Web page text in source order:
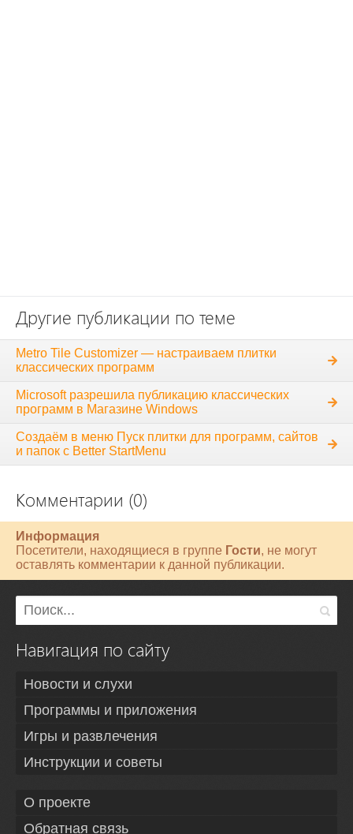
Другие публикации по теме
Metro Tile Customizer — настраиваем плитки
классических программ
Microsoft разрешила публикацию классических
программ в Магазине Windows
Создаём в меню Пуск плитки для программ, сайтов
и папок с Better StartMenu
Комментарии (0)
Информация
Посетители, находящиеся в группе Гости, не могут
оставлять комментарии к данной публикации.
Навигация по сайту
Новости и слухи
Программы и приложения
Игры и развлечения
Инструкции и советы
О проекте
Обратная связь